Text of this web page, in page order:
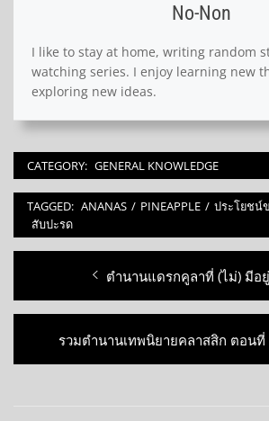
No-Non
I like to stay at home, writing random
watching series. I enjoy learning new
exploring new ideas.
CATEGORY: GENERAL KNOWLEDGE
TAGGED: ANANAS / PINEAPPLE / ประโยชน์
สับปะรด
navigation
Previous
post:
ตำนานแดรกคูลาที่ (ไม่) มีอยู่
Next
post:
รวมตำนานเทพนิยายคลาสสิก ตอนที่